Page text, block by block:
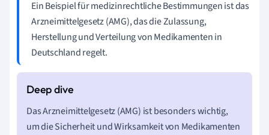
Ein Beispiel für medizinrechtliche Bestimmungen ist das
Arzneimittelgesetz (AMG), das die Zulassung,
Herstellung und Verteilung von Medikamenten in
Deutschland regelt.
Das Arzneimittelgesetz (AMG) ist besonders wichtig,
um die Sicherheit und Wirksamkeit von Medikamenten